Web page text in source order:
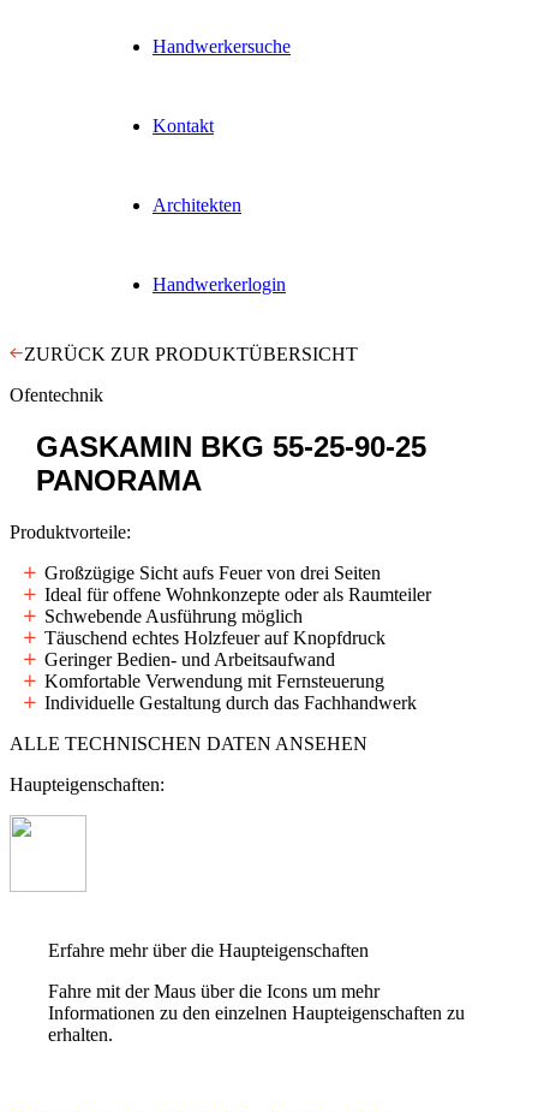
Handwerkersuche
Kontakt
Architekten
Handwerkerlogin
ZURÜCK ZUR PRODUKTÜBERSICHT
Ofentechnik
GASKAMIN BKG 55-25-90-25
PANORAMA
Produktvorteile:
Großzügige Sicht aufs Feuer von drei Seiten
Ideal für offene Wohnkonzepte oder als Raumteiler
Schwebende Ausführung möglich
Täuschend echtes Holzfeuer auf Knopfdruck
Geringer Bedien- und Arbeitsaufwand
Komfortable Verwendung mit Fernsteuerung
Individuelle Gestaltung durch das Fachhandwerk
ALLE TECHNISCHEN DATEN ANSEHEN
Haupteigenschaften:
Erfahre mehr über die Haupteigenschaften
Fahre mit der Maus über die Icons um mehr
Informationen zu den einzelnen Haupteigenschaften zu
erhalten.